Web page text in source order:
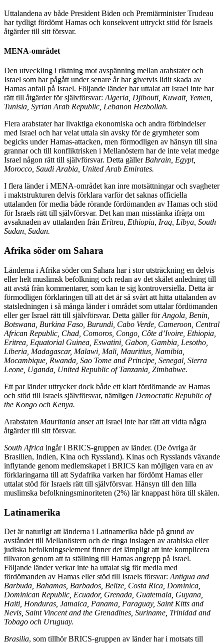
Uttalandena av både President Biden och Premiärminister Trudeau
har tydligt fördömt Hamas och konsekvent uttryckt stöd för Israels
åtgärder till sitt försvar.
MENA-området
Den utveckling i riktning mot avspänning mellan arabstater och
Israel som har pågått under senare år har givetvis lidit skada av
Hamas anfall på Israel. Följande länder har uttalat att Israel inte har
rätt till åtgärder för självförsvar:Algeria, Djibouti, Kuwait, Yemen,
Tunisia, Syrian Arab Republic, Lebanon Hezbollah.
Flera arabstater har livaktiga ekonomiska och andra förbindelser
med Israel och har velat uttala sin avsky för de grymheter som
begicks under Hamas-attacken, men förmodligen av hänsyn till sina
grannar och till konfliktrisken i Mellanöstern har de inte velat medge
Israel någon rätt till självförsvar. Detta gällerBahrain, Egypt,
Morocco, Saudi Arabia, United Arab Emirates.
I flera länder i MENA-området kan inre motsättningar och svagheter
i maktstrukturen delvis förklara varför det saknas officiella
uttalanden för media både rörande fördömanden av Hamas och stöd
för Israels rätt till självförsvar. Det kan man misstänka ifråga om
avsaknaden av uttalanden från Eritrea, Ethiopia, Iraq, Libya, South
Sudan, Sudan.
Afrika söder om Sahara
Länderna i Afrika söder om Sahara har i stor utsträckning en delvis
eller helt muslimsk befolkning och redan av det skälet anledning till
att avstå från kommentarer, som kan te sig kontroversiella. Detta är
förmodligen förklaringen till att det är så svårt att hitta uttalanden av
statsledningen i så många länder i området som uttalar fördömanden
eller ger Israel rätt till självförsvar. Detta gäller förAngola, Benin,
Botswana, Burkina Faso, Burundi, Cabo Verde, Cameroon, Central
African Republic, Chad, Comoros, Congo, Côte d’Ivoire, Ethiopia,
Eritrea, Equatorial Guinea, Eswatini, Gabon, Gambia, Lesotho,
Liberia, Madagascar, Malawi, Mali, Mauritius, Namibia,
Mocambique, Rwanda, Sao Tome and Principe, Senegal, Sierra
Leone, Uganda, United Republic of Tanzania, Zimbabwe.
Ett par länder uttrycker dock både ett klart fördömande av Hamas
och stöd till Israels självförsvar, nämligen Democratic Republic of
the Kongo och Kenya.
Arabstaten Mauritania anser att Israel inte har rätt att vidta några
åtgärder till sitt försvar.
South Africa ingår i BRICS-gruppen av länder. (De övriga är
Brasilien, Indien, Kina och Ryssland). Kinas och Rysslands växande
inflytande genom medlemskapet i BRICS kan möjligen vara en av
förklaringarna till att Sydafrika varken har fördömt Hamas eller
uttalat stöd för Israels rätt till självförsvar. Hänsyn till den lilla
muslimska befolkningsminoriteten (2%) lär knappast höra till skälen.
Latinamerika
Det är naturligt att länderna i Latinamerika både på grund av
avståndet till Mellanöstern och de ringa inslagen av arabiska eller
judiska befolkningselement finner det lämpligt att inte komplicera
tillvaron genom att ta ställning till Hamas angrepp på Israel.
Följande länder verkar inte ha uttalat sig för media med
fördömanden av Hamas eller stöd till Israels försvar: Antigua and
Barbuda, Bahamas, Barbados, Belize, Costa Rica, Dominica,
Dominican Republic, Ecuador, Grenada, Guatemala, Guyana,
Haiti, Honduras, Jamaica, Panama, Paraguay, Saint Kitts and
Nevis, Saint Vincent and the Grenadines, Suriname, Trinidad and
Tobago och Uruguay.
Brasilia, som tillhör BRICS-gruppen av länder har i motsats till